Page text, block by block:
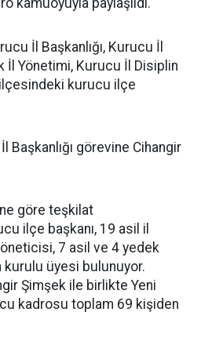
kamuoyuyla paylaşıldı.
İl Başkanlığı, Kurucu İl
İl Yönetimi, Kurucu İl Disiplin
kurucu ilçe
Başkanlığı görevine Cihangir
göre teşkilat
ilçe başkanı, 19 asil il
7 asil ve 4 yedek
üyesi bulunuyor.
Şimşek ile birlikte Yeni
kadrosu toplam 69 kişiden